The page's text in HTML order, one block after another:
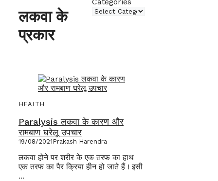
लकवा के
प्रकार
HEALTH
Paralysis लकवा के कारण और
रामबाण घरेलू उपचार
19/08/2021Prakash Harendra
लकवा होने पर शरीर के एक तरफ का हाथ
एक तरफ का पैर क्रिया हीन हो जाते हैं ! इसी
...